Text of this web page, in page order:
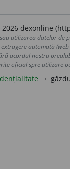
dexonline
utilizarea datelor de
automată
acordul nostru
oficial spre utilizare